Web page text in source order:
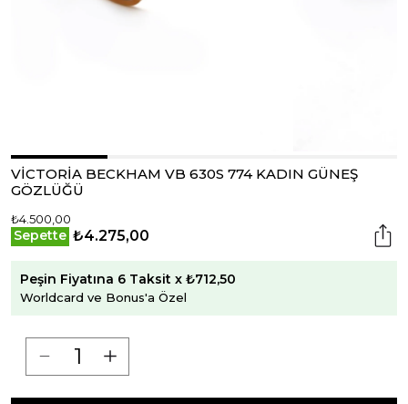
VİCTORİA BECKHAM VB 630S 774 KADIN GÜNEŞ
GÖZLÜĞÜ
₺4.500,00
Sepette ₺4.275,00
Peşin Fiyatına 6 Taksit x ₺712,50
Worldcard ve Bonus'a Özel